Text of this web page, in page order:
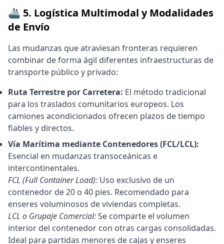
🚢 5. Logística Multimodal y Modalidades
de Envío
Las mudanzas que atraviesan fronteras requieren
combinar de forma ágil diferentes infraestructuras de
transporte público y privado:
Ruta Terrestre por Carretera: El método tradicional
para los traslados comunitarios europeos. Los
camiones acondicionados ofrecen plazos de tiempo
fiables y directos.
Vía Marítima mediante Contenedores (FCL/LCL):
Esencial en mudanzas transoceánicas e
intercontinentales.
FCL (Full Container Load): Uso exclusivo de un
contenedor de 20 o 40 pies. Recomendado para
enseres voluminosos de viviendas completas.
LCL o Grupaje Comercial:Se comparte el volumen
interior del contenedor con otras cargas consolidadas.
Ideal para partidas menores de cajas y enseres